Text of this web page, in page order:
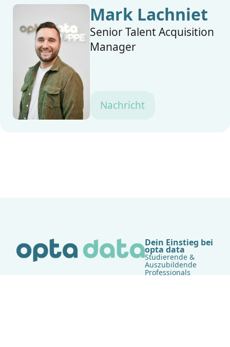
Mark Lachniet
Senior Talent Acquisition
Manager
Nachricht
Dein Einstieg bei
opta data
Studierende &
Auszubildende
Professionals